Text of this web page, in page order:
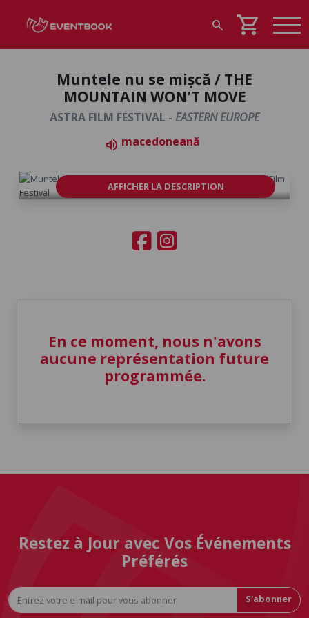
search shopping_cart
Muntele nu se mișcă / THE
MOUNTAIN WON'T MOVE
ASTRA FILM FESTIVAL - EASTERN EUROPE
volume_up macedoneană
AFFICHER LA DESCRIPTION
En ce moment, nous n'avons
aucune représentation future
programmée.
Restez à Jour avec Vos Événements
Préférés
S'abonner